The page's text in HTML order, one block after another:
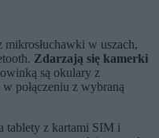
w uszach,
Zdarzają się kamerki
są okulary z
połączeniu z wybraną
tablety z kartami SIM i